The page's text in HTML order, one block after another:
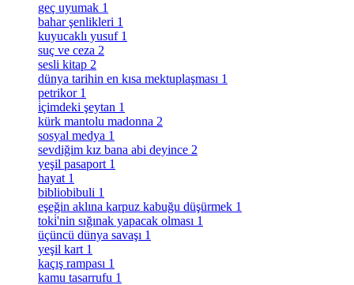
geç uyumak 1
bahar şenlikleri 1
kuyucaklı yusuf 1
suç ve ceza 2
sesli kitap 2
dünya tarihin en kısa mektuplaşması 1
petrikor 1
i̇çimdeki şeytan 1
kürk mantolu madonna 2
sosyal medya 1
sevdiğim kız bana abi deyince 2
yeşil pasaport 1
hayat 1
bibliobibuli 1
eşeğin aklına karpuz kabuğu düşürmek 1
toki̇'nin sığınak yapacak olması 1
üçüncü dünya savaşı 1
yeşil kart 1
kaçış rampası 1
kamu tasarrufu 1